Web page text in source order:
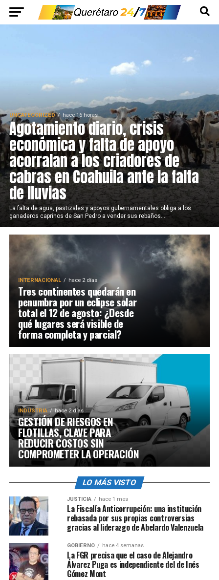
UNCATEGORIZED hace 16 horas
Agotamiento diario, crisis
económica y falta de apoyo
acorralan a los criadores de
cabras en Coahuila ante la falta
de lluvias
La falta de agua, pastizales y apoyos gubernamentales obliga a los
ganaderos caprinos de San Pedro a vender sus rebaños....
INTERNACIONAL hace 2 días
Tres continentes quedarán en
penumbra por un eclipse solar
total el 12 de agosto: ¿Desde
qué lugares será visible de
forma completa y parcial?
INDUSTRIA hace 2 días
GESTIÓN DE RIESGOS EN
FLOTILLAS, CLAVE PARA
REDUCIR COSTOS SIN
COMPROMETER LA OPERACIÓN
LO MÁS VISTO
JUSTICIA hace 1 mes
La Fiscalía Anticorrupción: una institución
rebasada por sus propias controversias
gracias al liderazgo de Abelardo Valenzuela
GOBIERNO hace 4 semanas
La FGR precisa que el caso de Alejandro
Álvarez Puga es independiente del de Inés
Gómez Mont